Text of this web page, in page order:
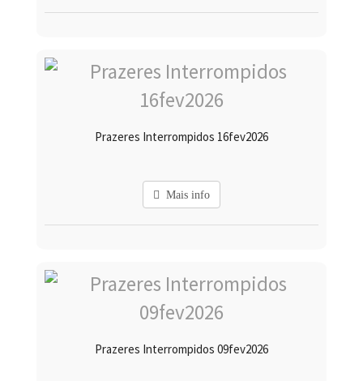
Prazeres Interrompidos 16fev2026
Mais info
Prazeres Interrompidos 09fev2026